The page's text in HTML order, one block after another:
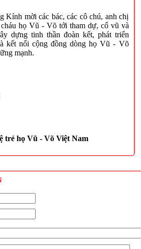
Kính mời các bác, các cô chú, anh chị
cháu họ Vũ - Võ tới tham dự, cổ vũ và
dựng tinh thần đoàn kết, phát triển
kết nối cộng đồng dòng họ Vũ - Võ
mạnh.
trẻ họ Vũ - Võ Việt Nam